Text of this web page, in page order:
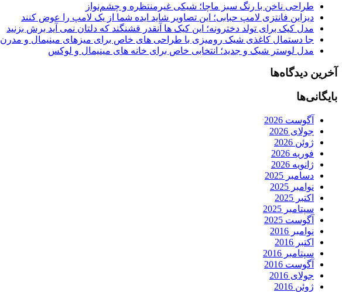
طراحی ناخن با رنگ سبز ماچا؛ شیکی غیرمنتظره و چشم‌نواز
دیزاین فانتزی لامپ حبابی؛ این تصاویر شاید ایده شما از یک لامپ را عوض کنند
مدل کیک برای تولد دخترونه؛ این کیک ها آنقدر قشنگند که دلتان نمی آید برش بزنید
جا دستمال کاغذی شیک رومیزی با طراحی های خاص برای میزهای مینیمال و مدرن
مدل لوستر شیک و جدید؛ انتخابی خاص برای خانه های مینیمال و لوکس
آخرین دیدگاه‌ها
بایگانی‌ها
آگوست 2026
جولای 2026
ژوئن 2026
فوریه 2026
ژانویه 2026
دسامبر 2025
نوامبر 2025
اکتبر 2025
سپتامبر 2025
آگوست 2025
نوامبر 2016
اکتبر 2016
سپتامبر 2016
آگوست 2016
جولای 2016
ژوئن 2016